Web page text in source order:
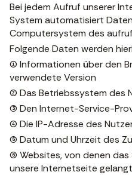
Bei jedem Aufruf unserer
System automatisiert
Computersystem des
Folgende Daten werden
(1) Informationen über den
verwendete Version
(2) Das Betriebssystem des
(3) Den Internet-Service-
(4) Die IP-Adresse des
(5) Datum und Uhrzeit des
(6) Websites, von denen
unsere Internetseite gelangt